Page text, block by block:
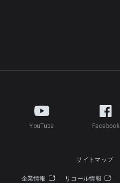
YouTube Facebook
サイトマップ
企業情報 リコール情報